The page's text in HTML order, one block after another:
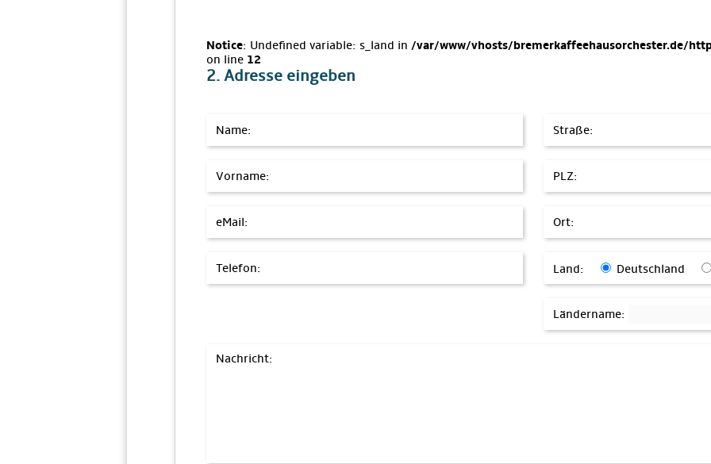
Notice: Undefined variable: s_land in /var/www/vhosts/bremerkaffeehausorchester.de/
on line 12
2. Adresse eingeben
Name: Straße:
Vorname: PLZ:
eMail: Ort:
Telefon: Land: Deutschland
Ländername:
Nachricht: